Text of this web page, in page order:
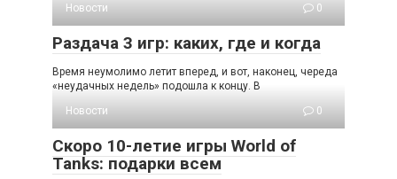
Новости
0
Раздача 3 игр: каких, где и когда
Время неумолимо летит вперед, и вот, наконец, череда
«неудачных недель» подошла к концу. В
Новости
0
Скоро 10-летие игры World of
Tanks: подарки всем